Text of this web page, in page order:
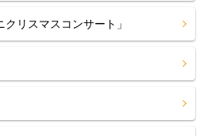
リスマスコンサート」